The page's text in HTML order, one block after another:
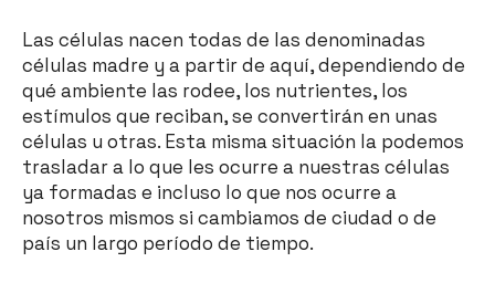
Las células nacen todas de las denominadas
células madre y a partir de aquí, dependiendo de
qué ambiente las rodee, los nutrientes, los
estímulos que reciban, se convertirán en unas
células u otras. Esta misma situación la podemos
trasladar a lo que les ocurre a nuestras células
ya formadas e incluso lo que nos ocurre a
nosotros mismos si cambiamos de ciudad o de
país un largo período de tiempo.